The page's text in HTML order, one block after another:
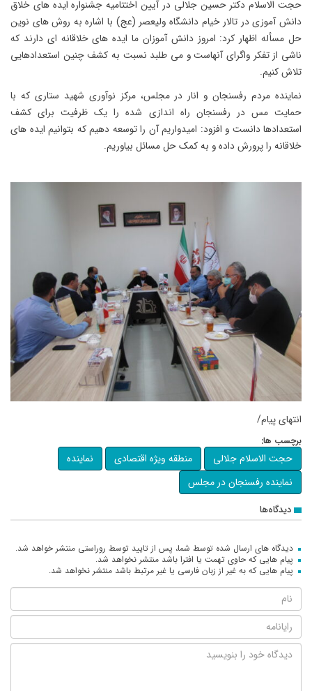
حجت الاسلام دکتر حسین جلالی در آیین اختتامیه جشنواره ایده های خلاق
دانش آموزی در تالار خیام دانشگاه ولیعصر (عج) با اشاره به روش های نوین
حل مسأله اظهار کرد: امروز دانش آموزان ما ایده های خلاقانه ای دارند که
ناشی از تفکر واگرای آنهاست و می طلبد نسبت به کشف چنین استعدادهایی
تلاش کنیم.
نماینده مردم رفسنجان و انار در مجلس، مرکز نوآوری شهید ستاری که با
حمایت مس در رفسنجان راه اندازی شده را یک ظرفیت برای کشف
استعدادها دانست و افزود: امیدواریم آن را توسعه دهیم که بتوانیم ایده های
خلاقانه را پرورش داده و به کمک حل مسائل بیاوریم.
انتهای پیام/
برچسب ها:
حجت الاسلام جلالی منطقه ویژه اقتصادی
نماینده
نماینده رفسنجان در مجلس
دیدگاه‌ها
دیدگاه های ارسال شده توسط شما، پس از تایید توسط روراستی منتشر خواهد شد.
پیام هایی که حاوی تهمت یا افترا باشد منتشر نخواهد شد.
پیام هایی که به غیر از زبان فارسی یا غیر مرتبط باشد منتشر نخواهد شد.